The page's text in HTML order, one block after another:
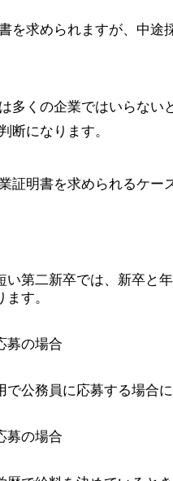
を求められますが、中
多くの企業ではいらな
断になります。
証明書を求められるケー
い第二新卒では、新卒と
す。
募の場合
公務員に応募する場合
募の場合